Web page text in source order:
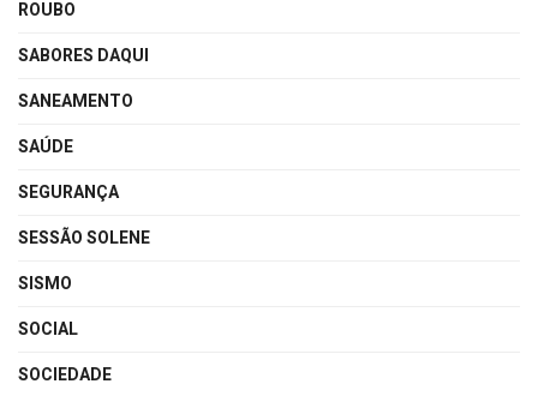
ROUBO
SABORES DAQUI
SANEAMENTO
SAÚDE
SEGURANÇA
SESSÃO SOLENE
SISMO
SOCIAL
SOCIEDADE